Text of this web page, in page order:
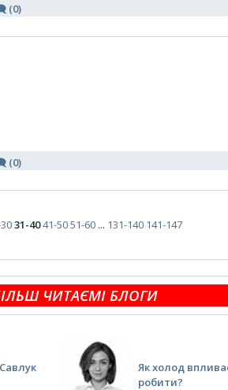
(0)
(0)
31-4041-5051-60 ... 131-140 141-147
ЧИТАЄМІ БЛОГИ
Як холод
робити?